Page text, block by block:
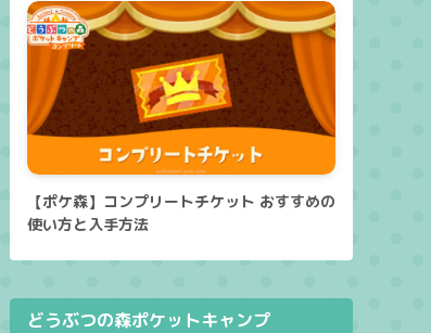
【ポケ森】コンプリートチケット おすすめの
使い方と入手方法
どうぶつの森ポケットキャンプ